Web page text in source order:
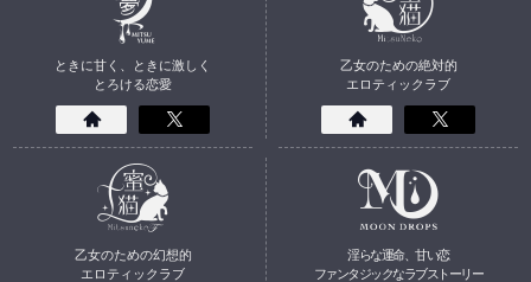
ときに甘く、ときに激しく
とろける恋愛
乙女のための絶対的
エロティックラブ
乙女のための幻想的
エロティックラブ
淫らな運命、甘い恋
ファンタジックなラブストーリー